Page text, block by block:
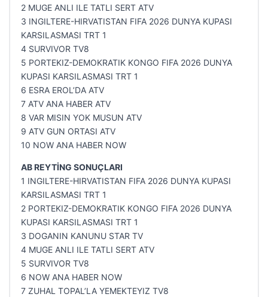
2 MUGE ANLI ILE TATLI SERT ATV
3 INGILTERE-HIRVATISTAN FIFA 2026 DUNYA KUPASI
KARSILASMASI TRT 1
4 SURVIVOR TV8
5 PORTEKIZ-DEMOKRATIK KONGO FIFA 2026 DUNYA
KUPASI KARSILASMASI TRT 1
6 ESRA EROL’DA ATV
7 ATV ANA HABER ATV
8 VAR MISIN YOK MUSUN ATV
9 ATV GUN ORTASI ATV
10 NOW ANA HABER NOW
AB REYTİNG SONUÇLARI
1 INGILTERE-HIRVATISTAN FIFA 2026 DUNYA KUPASI
KARSILASMASI TRT 1
2 PORTEKIZ-DEMOKRATIK KONGO FIFA 2026 DUNYA
KUPASI KARSILASMASI TRT 1
3 DOGANIN KANUNU STAR TV
4 MUGE ANLI ILE TATLI SERT ATV
5 SURVIVOR TV8
6 NOW ANA HABER NOW
7 ZUHAL TOPAL’LA YEMEKTEYIZ TV8